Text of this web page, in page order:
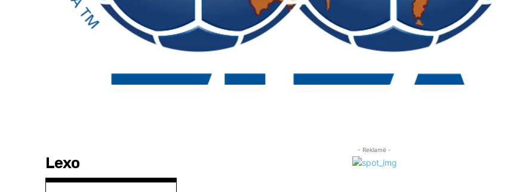
Lexo
- Reklamë -